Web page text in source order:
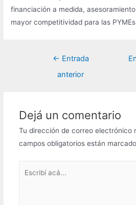
financiación a medida,
mayor competitividad para las
Navegación
← Entrada
anterior
Dejá un comentario
Tu dirección de correo electrónico
campos obligatorios están